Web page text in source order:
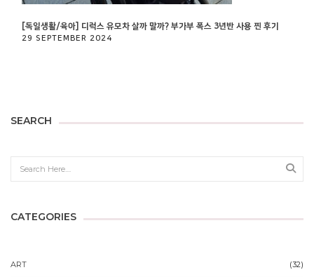
[독일생활/육아] 디럭스 유모차 살까 말까? 부가부 폭스 3년반 사용 찐 후기
29 SEPTEMBER 2024
SEARCH
CATEGORIES
ART (32)